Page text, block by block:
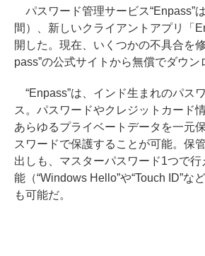
パスワード管理サービス“Enpass”
間）、新しいクライアントアプリ「
開した。現在、いくつかの不具合を
pass”の公式サイトから無償でダウン
“Enpass”は、インド生まれのパス
ス。パスワードやクレジットカード
あらゆるプライベートデータを一元
スワードで保護することが可能。保
出しも、マスターパスワード1つで
能（“Windows Hello”や“Touch ID”な
も可能だ。